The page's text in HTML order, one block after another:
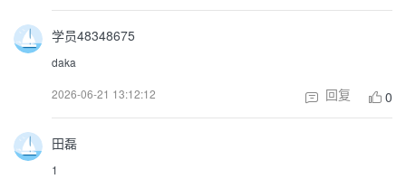
学员48348675
daka
2026-06-21 13:12:12 回复 0
田磊
1